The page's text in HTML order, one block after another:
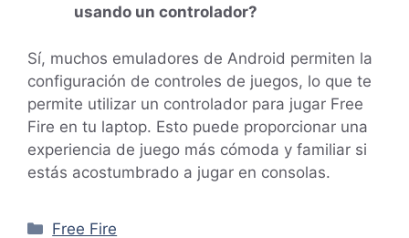
usando un controlador?
Sí, muchos emuladores de Android permiten la
configuración de controles de juegos, lo que te
permite utilizar un controlador para jugar Free
Fire en tu laptop. Esto puede proporcionar una
experiencia de juego más cómoda y familiar si
estás acostumbrado a jugar en consolas.
Categorías
Free Fire